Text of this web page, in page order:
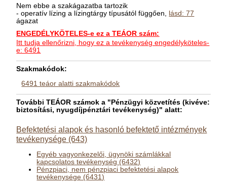
Nem ebbe a szakágazatba tartozik
- operatív lízing a lízingtárgy típusától függően, lásd: 77
ágazat
ENGEDÉLYKÖTELES-e ez a TEÁOR szám:
Itt tudja ellenőrizni, hogy ez a tevékenység engedélyköteles-
e: 6491
Szakmakódok:
6491 teáor alatti szakmakódok
További TEÁOR számok a "Pénzügyi közvetítés (kivéve:
biztosítási, nyugdíjpénztári tevékenység)" alatt:
Befektetési alapok és hasonló befektető intézmények
tevékenysége (643)
Egyéb vagyonkezelői, ügynöki számlákkal
kapcsolatos tevékenység (6432)
Pénzpiaci, nem pénzpiaci befektetési alapok
tevékenysége (6431)